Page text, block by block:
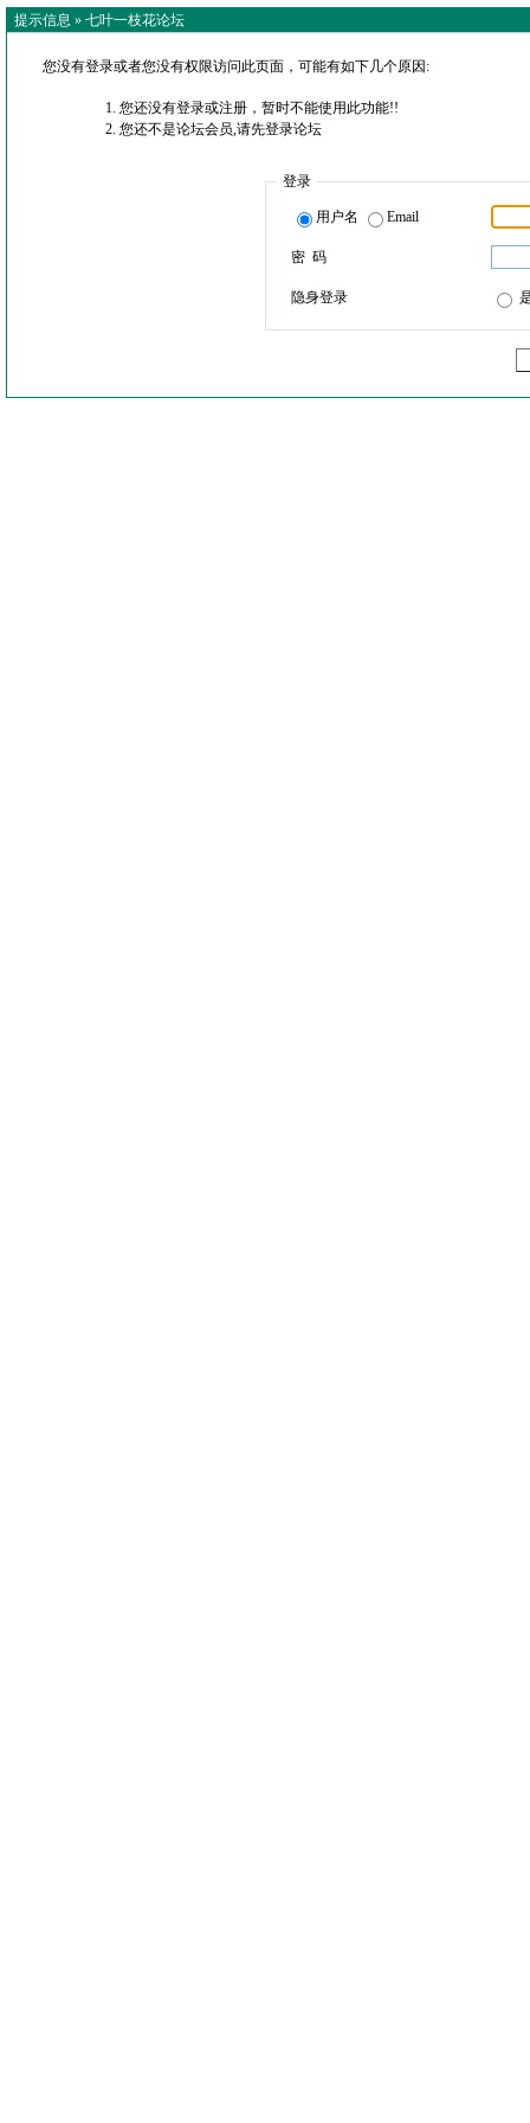
提示信息 » 七叶一枝花论坛
您没有登录或者您没有权限访问此页面，可能有如下几个原因:
您还没有登录或注册，暂时不能使用此功能!!
您还不是论坛会员,请先登录论坛
登录
用户名 Email
密 码
隐身登录